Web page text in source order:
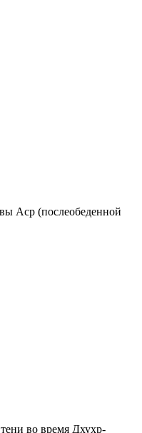
Аср (послеобеденной
во время Дхухр-